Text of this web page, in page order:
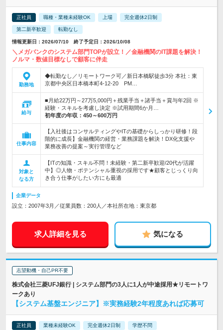
正社員 職種・業種未経験OK 上場 完全週休2日制
第二新卒歓迎 転勤なし
情報更新日：2026/07/10 終了予定日：2026/10/08
＼メガバンクのシステム部門TOPが設立！／金融機関のIT課題を解決！
ノルマ・数値目標なしで顧客に伴走
勤務地
◆転勤なし／リモートワーク可／新日本橋駅徒歩3分 本社：東
京都中央区日本橋本町4-12-20 PM…
給与
■月給22万円～27万5,000円＋残業手当＋諸手当＋賞与年2回 ※
経験・スキルを考慮し決定 ※試用期間6か月…
初年度の年収： 450～600万円
仕事内容
【入社後はコンサルティングやITの基礎からしっかり研修！段
階的に成長】金融機関の経営・業務課題を解決！DX化支援や
業務改善の提案～実行管理など
対象と
なる方
【ITの知識・スキル不問！未経験・第二新卒歓迎/20代が活躍
中】◎人物・ポテンシャル重視の採用です★顧客とじっくり向
き合う仕事がしたい方にも最適
企業データ
設立：2007年3月／従業員数：200人／本社所在地：東京都
求人詳細を見る 気になる
志望動機・自己PR不要
株式会社三菱UFJ銀行 | システム部門の3人に1人が中途採用★リモートワ
ークあり
【システム基盤エンジニア】※実務経験2年程度あれば応募可
正社員 業種未経験OK 完全週休2日制 学歴不問